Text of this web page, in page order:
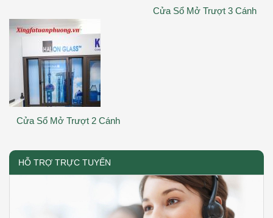
Cửa Sổ Mở Trượt 3 Cánh
Cửa Sổ Mở Trượt 2 Cánh
HỖ TRỢ TRỰC TUYẾN